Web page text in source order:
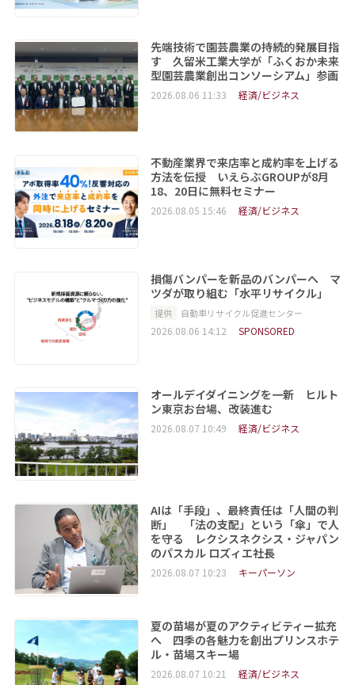
先端技術で園芸農業の持続的発展目指
す 久留米工業大学が「ふくおか未来
型園芸農業創出コンソーシアム」参画
2026.08.06 11:33 経済/ビジネス
不動産業界で来店率と成約率を上げる
方法を伝授 いえらぶGROUPが8月
18、20日に無料セミナー
2026.08.05 15:46 経済/ビジネス
損傷バンパーを新品のバンパーへ マ
ツダが取り組む「水平リサイクル」
提供 自動車リサイクル促進センター
2026.08.06 14:12 SPONSORED
オールデイダイニングを一新 ヒルト
ン東京お台場、改装進む
2026.08.07 10:49 経済/ビジネス
AIは「手段」、最終責任は「人間の判
断」 「法の支配」という「傘」で人
を守る レクシスネクシス・ジャパン
のパスカル ロズィエ社長
2026.08.07 10:23 キーパーソン
夏の苗場が夏のアクティビティー拡充
へ 四季の各魅力を創出プリンスホテ
ル・苗場スキー場
2026.08.07 10:21 経済/ビジネス